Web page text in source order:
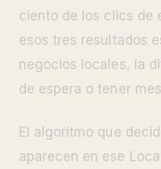
ciento de los clics de
esos tres resultados
negocios locales, la
de espera o tener
El algoritmo que
aparecen en ese